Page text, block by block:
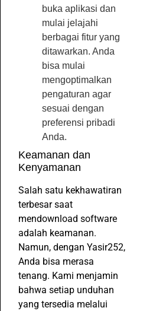
buka aplikasi dan
mulai jelajahi
berbagai fitur yang
ditawarkan. Anda
bisa mulai
mengoptimalkan
pengaturan agar
sesuai dengan
preferensi pribadi
Anda.
Keamanan dan
Kenyamanan
Salah satu kekhawatiran
terbesar saat
mendownload software
adalah keamanan.
Namun, dengan Yasir252,
Anda bisa merasa
tenang. Kami menjamin
bahwa setiap unduhan
yang tersedia melalui